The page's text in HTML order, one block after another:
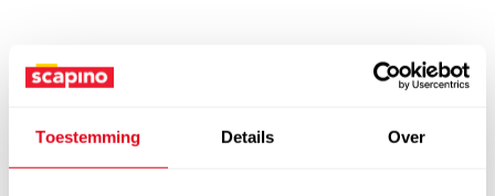
Toestemming Details Over